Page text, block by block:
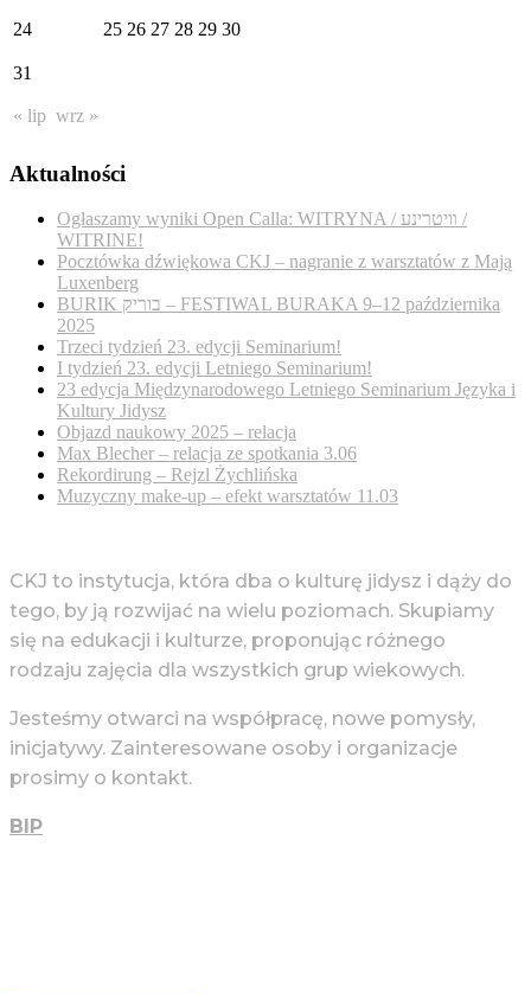
24 25 26 27 28 29 30
31
« lip wrz »
Aktualności
Ogłaszamy wyniki Open Calla: WITRYNA / װיטרינע /
WITRINE!
Pocztówka dźwiękowa CKJ – nagranie z warsztatów z Mają
Luxenberg
BURIK בוריק – FESTIWAL BURAKA 9–12 października
2025
Trzeci tydzień 23. edycji Seminarium!
I tydzień 23. edycji Letniego Seminarium!
23 edycja Międzynarodowego Letniego Seminarium Języka i
Kultury Jidysz
Objazd naukowy 2025 – relacja
Max Blecher – relacja ze spotkania 3.06
Rekordirung – Rejzl Żychlińska
Muzyczny make-up – efekt warsztatów 11.03
CKJ to instytucja, która dba o kulturę jidysz i dąży do
tego, by ją rozwijać na wielu poziomach. Skupiamy
się na edukacji i kulturze, proponując różnego
rodzaju zajęcia dla wszystkich grup wiekowych.
Jesteśmy otwarci na współpracę, nowe pomysły,
inicjatywy. Zainteresowane osoby i organizacje
prosimy o kontakt.
BIP